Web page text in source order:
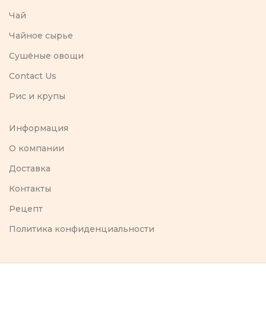
Чай
Чайное сырье
Сушёные овощи
Contact Us
Рис и крупы
Информация
O компании
Доставка
Контакты
Рецепт
Политика конфиденциальности